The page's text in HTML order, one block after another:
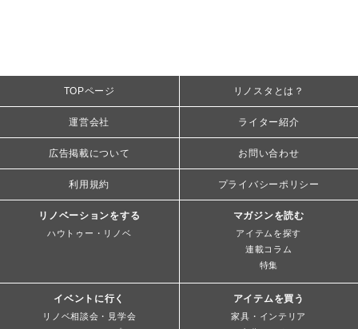
TOPページ リノスタとは？
運営会社 ライター紹介
広告掲載について お問い合わせ
利用規約 プライバシーポリシー
リノベーションをする
ハウトゥー・リノベ
マガジンを読む
アイテムを探す
連載コラム
特集
イベントに行く
リノベ相談会・見学会
アイテムを買う
家具・インテリア